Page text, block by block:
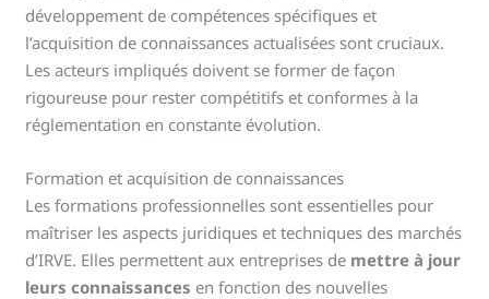
développement de compétences spécifiques et
l’acquisition de connaissances actualisées sont cruciaux.
Les acteurs impliqués doivent se former de façon
rigoureuse pour rester compétitifs et conformes à la
réglementation en constante évolution.
Formation et acquisition de connaissances
Les formations professionnelles sont essentielles pour
maîtriser les aspects juridiques et techniques des marchés
d’IRVE. Elles permettent aux entreprises de mettre à jour
leurs connaissances en fonction des nouvelles